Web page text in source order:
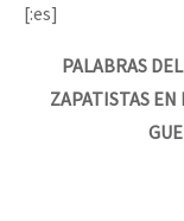
[:es]
PALABRAS
ZAPATISTAS